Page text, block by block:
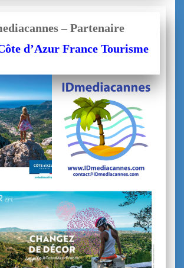
– Partenaire
d’Azur France Tourisme